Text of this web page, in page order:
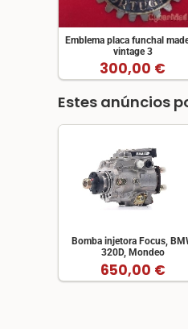
Emblema placa funchal
vintage 3
300,00 €
Estes anúncios
Bomba injetora Focus,
320D, Mondeo
650,00 €